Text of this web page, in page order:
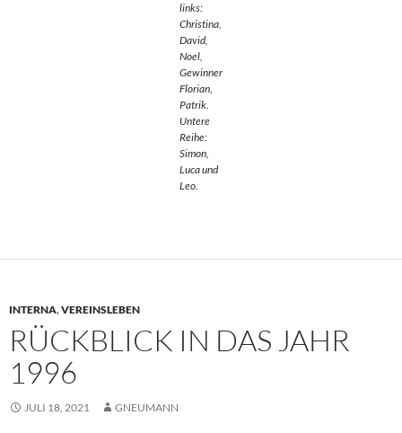
links:
Christina,
David,
Noel,
Gewinner
Florian,
Patrik.
Untere
Reihe:
Simon,
Luca und
Leo.
INTERNA,VEREINSLEBEN
RÜCKBLICK IN DAS JAHR
1996
JULI 18, 2021 GNEUMANN